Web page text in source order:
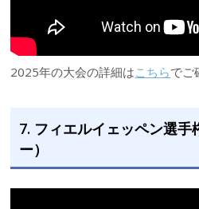
2025年の大会の詳細はこちらでご
7. フィエルイェッペン選
ー）